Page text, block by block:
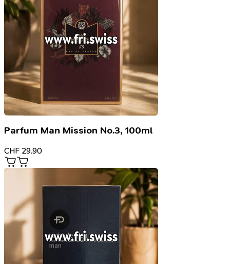
Parfum Man Mission No.3, 100ml
CHF 29.90